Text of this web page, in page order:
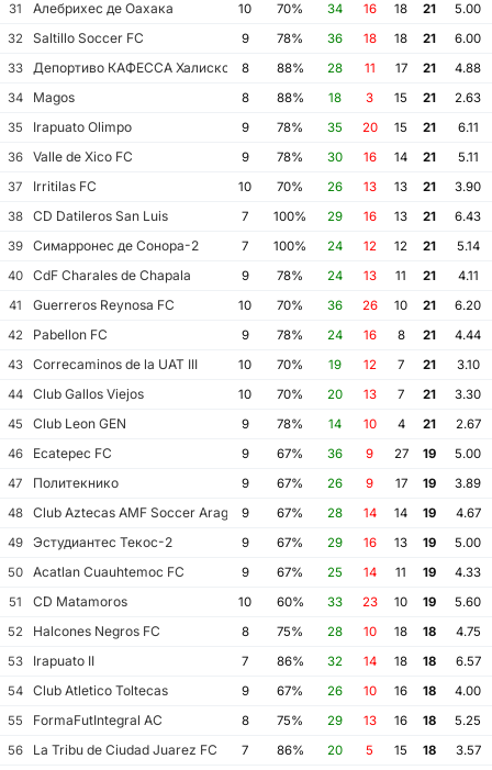
31
Алебрихес де Оахака 10 70% 34 16 18 21
5.00
32
Saltillo Soccer FC 9 78% 36 18 18 21
6.00
33
Депортиво КАФЕССА Халиско 8 88% 28 11 17 21
4.88
34
Magos 8 88% 18 3 15 21
2.63
35
Irapuato Olimpo 9 78% 35 20 15 21
6.11
36
Valle de Xico FC 9 78% 30 16 14 21
5.11
37
Irritilas FC 10 70% 26 13 13 21
3.90
38
CD Datileros San Luis 7 100% 29 16 13 21
6.43
39
Симарронес де Сонора-2 7 100% 24 12 12 21
5.14
40
CdF Charales de Chapala 9 78% 24 13 11 21
4.11
41
Guerreros Reynosa FC 10 70% 36 26 10 21
6.20
42
Pabellon FC 9 78% 24 16 8 21
4.44
43
Correcaminos de la UAT III 10 70% 19 12 7 21
3.10
44
Club Gallos Viejos 10 70% 20 13 7 21
3.30
45
Club Leon GEN 9 78% 14 10 4 21
2.67
46
Ecatepec FC 9 67% 36 9 27 19
5.00
47
Политекнико 9 67% 26 9 17 19
3.89
48
Club Aztecas AMF Soccer Aragon9 67% 28 14 14 19
4.67
49
Эстудиантес Текос-2 9 67% 29 16 13 19
5.00
50
Acatlan Cuauhtemoc FC 9 67% 25 14 11 19
4.33
51
CD Matamoros 10 60% 33 23 10 19
5.60
52
Halcones Negros FC 8 75% 28 10 18 18
4.75
53
Irapuato II 7 86% 32 14 18 18
6.57
54
Club Atletico Toltecas 9 67% 26 10 16 18
4.00
55
FormaFutIntegral AC 8 75% 29 13 16 18
5.25
56
La Tribu de Ciudad Juarez FC 7 86% 20 5 15 18
3.57